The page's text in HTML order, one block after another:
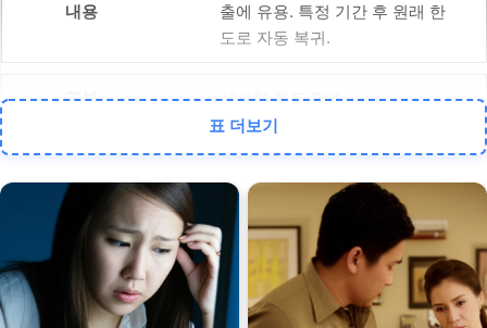
출에 유용. 특정 기간 후 원래 한
도로 자동 복귀.
상시적 한도 증액
구적으로 높아짐.
표 더보기